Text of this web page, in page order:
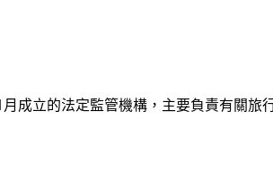
成立的法定監管機構，主要負責有關旅